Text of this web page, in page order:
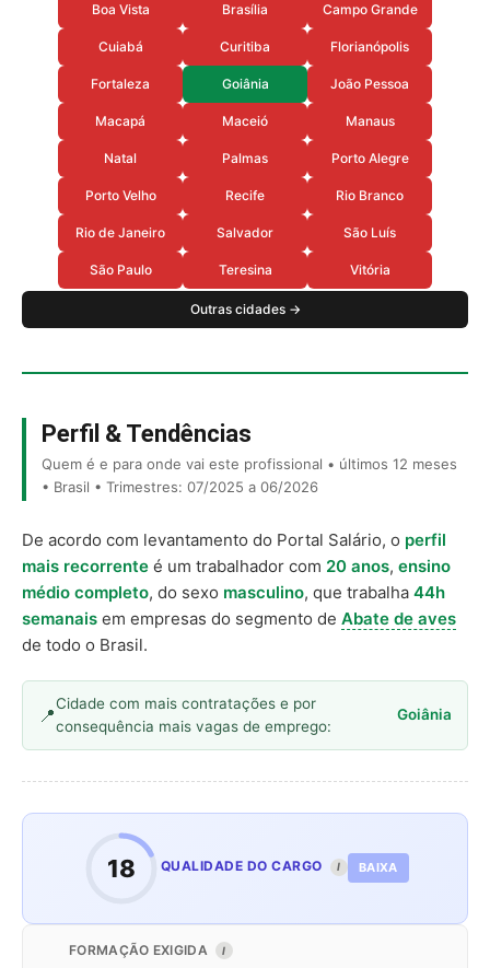
Boa Vista Brasília Campo Grande
Cuiabá Curitiba Florianópolis
Fortaleza Goiânia João Pessoa
Macapá Maceió Manaus
Natal Palmas Porto Alegre
Porto Velho Recife Rio Branco
Rio de Janeiro Salvador São Luís
São Paulo Teresina Vitória
Outras cidades →
Perfil & Tendências
Quem é e para onde vai este profissional • últimos 12 meses
• Brasil • Trimestres: 07/2025 a 06/2026
De acordo com levantamento do Portal Salário, o perfil
mais recorrente é um trabalhador com 20 anos, ensino
médio completo, do sexo masculino, que trabalha 44h
semanais em empresas do segmento de Abate de aves
de todo o Brasil.
Cidade com mais contratações e por
consequência mais vagas de emprego:
Goiânia
18 QUALIDADE DO CARGO I BAIXA
FORMAÇÃO EXIGIDA I